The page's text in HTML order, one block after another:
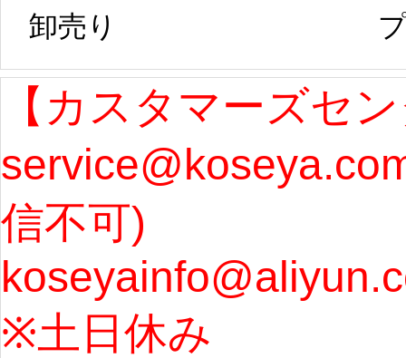
発送予定となり
ます。 ...[more]
たし
ル期
まで
う...
卸売り
【カスタマーズセ
信不可)
※土日休み